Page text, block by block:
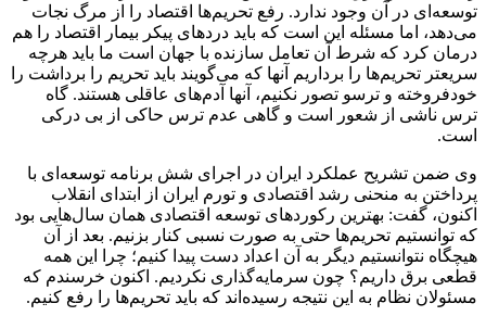
توسعه‌ای در آن وجود ندارد. رفع تحریم‌ها اقتصاد را از مرگ نجات
می‌دهد، اما مسئله این است که باید دردهای پیکر بیمار اقتصاد را هم
درمان کرد که شرط آن تعامل سازنده با جهان است ما باید هرچه
سریعتر تحریم‌ها را برداریم آنها که می‌گویند باید تحریم را برداشت را
خودفروخته و ترسو تصور نکنیم، آنها آدم‌های عاقلی هستند. گاه
ترس ناشی از شعور است و گاهی عدم ترس حاکی از بی درکی
است.
وی ضمن تشریح عملکرد ایران در اجرای شش برنامه توسعه‌ای با
پرداختن به منحنی رشد اقتصادی و تورم ایران از ابتدای انقلاب
اکنون، گفت: بهترین رکوردهای توسعه اقتصادی همان سال‌هایی بود
که توانستیم تحریم‌ها حتی به صورت نسبی کنار بزنیم. بعد از آن
هیچگاه نتوانستیم دیگر به آن اعداد دست پیدا کنیم؛ چرا این همه
قطعی برق داریم؟ چون سرمایه‌گذاری نکردیم. اکنون خرسندم که
مسئولان نظام به این نتیجه رسیده‌اند که باید تحریم‌ها را رفع کنیم.